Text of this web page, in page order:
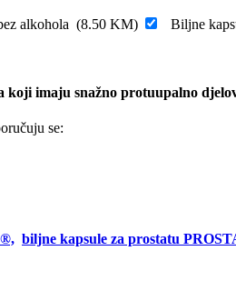
alkohola (8.50 KM) Biljne
koji imaju snažno protuupalno
se:
biljne kapsule za prostatu